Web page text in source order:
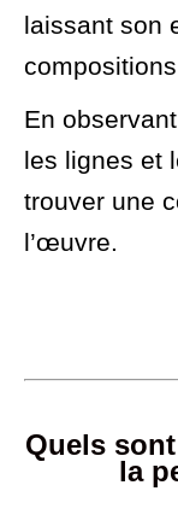
laissant son
En
les lignes et
trouver une
l’œuvre.
Quels
la